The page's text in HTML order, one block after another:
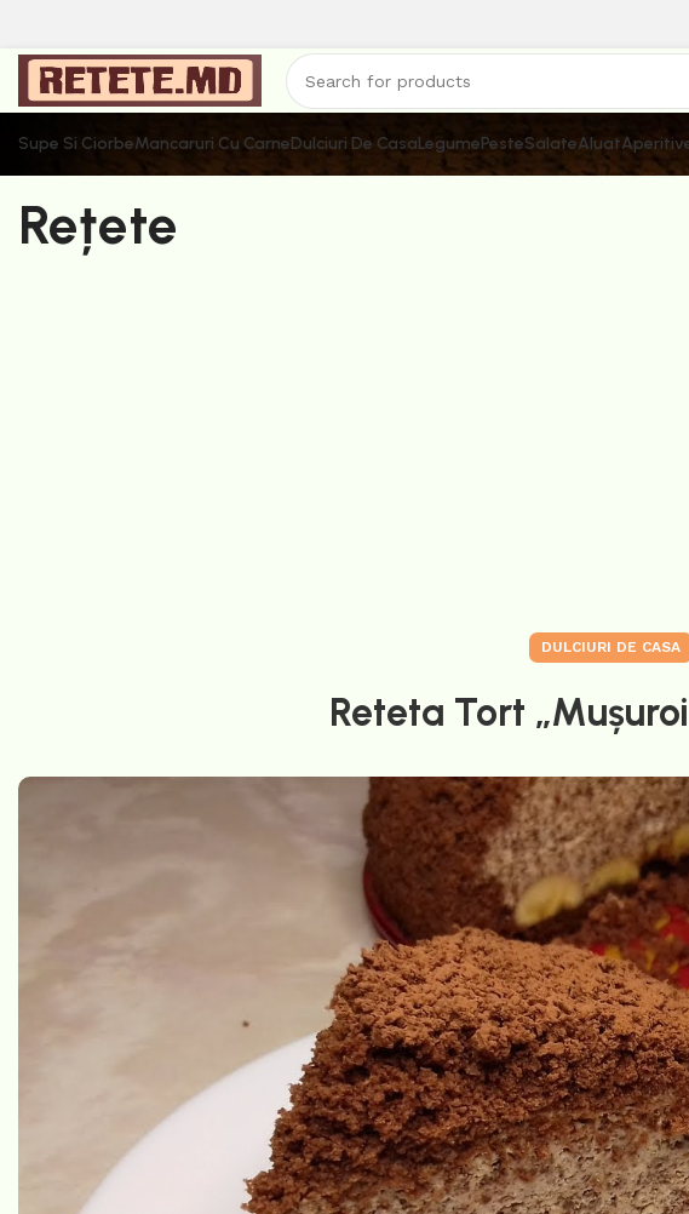
Supe Si CiorbeMancaruri Cu CarneDulciuri De CasaLegumePesteSalateAluat
Rețete
DULCIURI DE CASA
Reteta Tort